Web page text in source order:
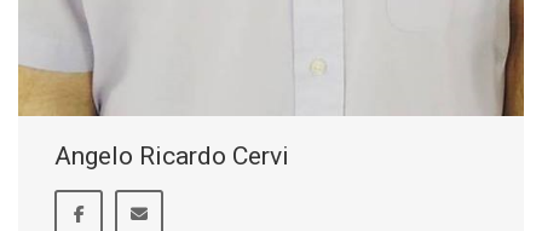
Angelo Ricardo Cervi